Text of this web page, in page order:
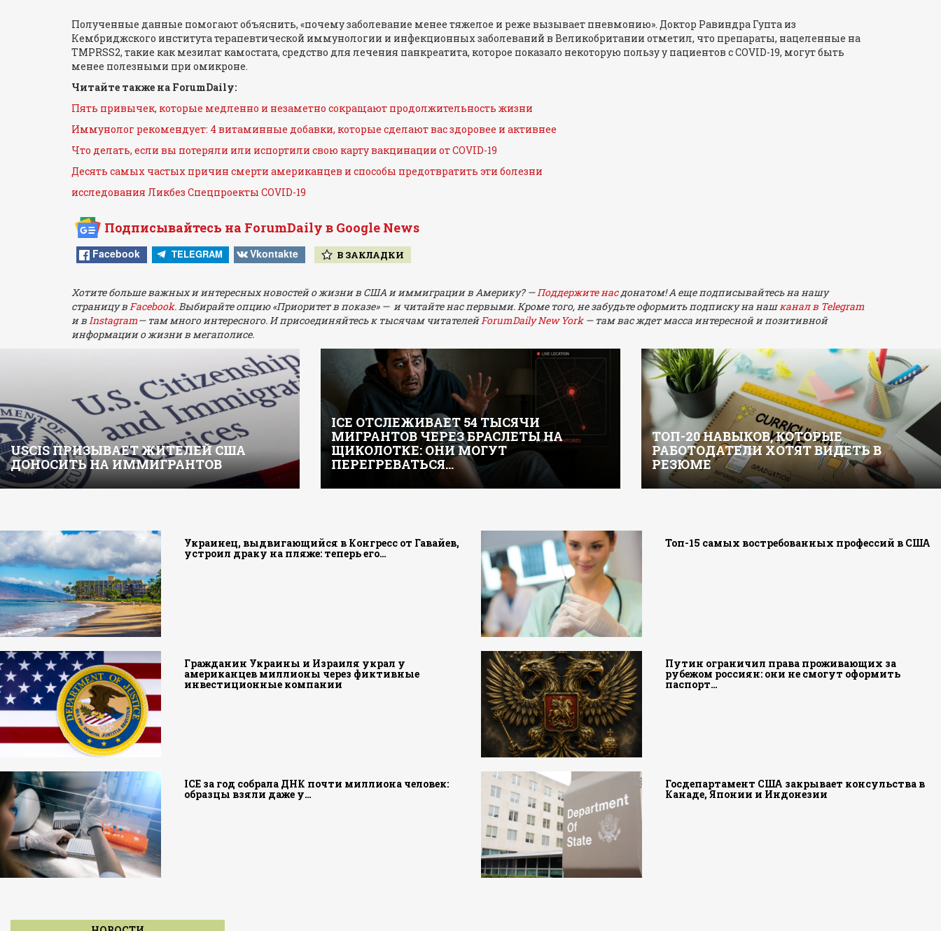
Полученные данные помогают объяснить, «почему заболевание менее тяжелое и реже вызывает пневмонию». Доктор Равиндра Гупта из
Кембриджского института терапевтической иммунологии и инфекционных заболеваний в Великобритании отметил, что препараты, нацеленные на
TMPRSS2, такие как мезилат камостата, средство для лечения панкреатита, которое показало некоторую пользу у пациентов с COVID-19, могут быть
менее полезными при омикроне.
Читайте также на ForumDaily:
Пять привычек, которые медленно и незаметно сокращают продолжительность жизни
Иммунолог рекомендует: 4 витаминные добавки, которые сделают вас здоровее и активнее
Что делать, если вы потеряли или испортили свою карту вакцинации от COVID-19
Десять самых частых причин смерти американцев и способы предотвратить эти болезни
исследования Ликбез Спецпроекты COVID-19
Подписывайтесь на ForumDaily в Google News
Facebook TELEGRAM Vkontakte В ЗАКЛАДКИ
Хотите больше важных и интересных новостей о жизни в США и иммиграции в Америку? —Поддержите насдонатом! А еще подписывайтесь на нашу
страницу вFacebook.Выбирайте опцию «Приоритет в показе» — и читайте нас первыми. Кроме того, не забудьте оформить подписку на нашканал в Telegram
и вInstagram— там много интересного. И присоединяйтесь к тысячам читателейForumDaily New York— там вас ждет масса интересной и позитивной
информации о жизни в мегаполисе.
USCIS ПРИЗЫВАЕТ ЖИТЕЛЕЙ США
ДОНОСИТЬ НА ИММИГРАНТОВ
ICE ОТСЛЕЖИВАЕТ 54 ТЫСЯЧИ
МИГРАНТОВ ЧЕРЕЗ БРАСЛЕТЫ НА
ЩИКОЛОТКЕ: ОНИ МОГУТ
ПЕРЕГРЕВАТЬСЯ…
ТОП-20 НАВЫКОВ, КОТОРЫЕ
РАБОТОДАТЕЛИ ХОТЯТ ВИДЕТЬ В
РЕЗЮМЕ
Украинец, выдвигающийся в Конгресс от Гавайев,
устроил драку на пляже: теперь его…
Топ-15 самых востребованных профессий в США
Гражданин Украины и Израиля украл у
американцев миллионы через фиктивные
инвестиционные компании
Путин ограничил права проживающих за
рубежом россиян: они не смогут оформить
паспорт…
ICE за год собрала ДНК почти миллиона человек:
образцы взяли даже у…
Госдепартамент США закрывает консульства в
Канаде, Японии и Индонезии